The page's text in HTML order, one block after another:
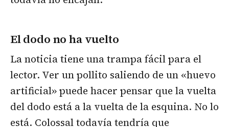
El dodo no ha vuelto
La noticia tiene una trampa fácil para el
lector. Ver un pollito saliendo de un «huevo
artificial» puede hacer pensar que la vuelta
del dodo está a la vuelta de la esquina. No lo
está. Colossal todavía tendría que